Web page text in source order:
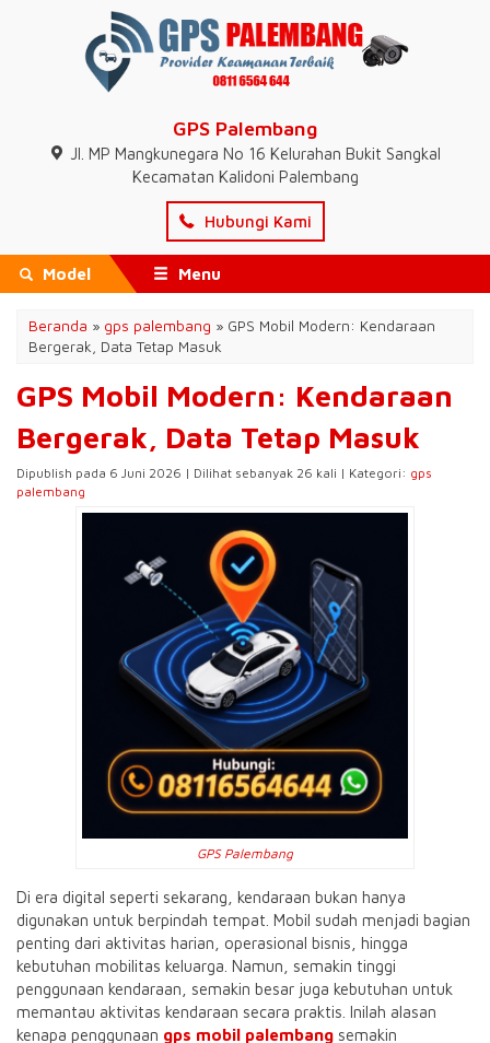
GPS Palembang
Jl. MP Mangkunegara No 16 Kelurahan Bukit Sangkal
Kecamatan Kalidoni Palembang
Hubungi Kami
Model Menu
Beranda » gps palembang » GPS Mobil Modern: Kendaraan
Bergerak, Data Tetap Masuk
GPS Mobil Modern: Kendaraan
Bergerak, Data Tetap Masuk
Dipublish pada 6 Juni 2026 | Dilihat sebanyak 26 kali | Kategori: gps
palembang
GPS Palembang
Di era digital seperti sekarang, kendaraan bukan hanya
digunakan untuk berpindah tempat. Mobil sudah menjadi bagian
penting dari aktivitas harian, operasional bisnis, hingga
kebutuhan mobilitas keluarga. Namun, semakin tinggi
penggunaan kendaraan, semakin besar juga kebutuhan untuk
memantau aktivitas kendaraan secara praktis. Inilah alasan
kenapa penggunaan gps mobil palembang semakin